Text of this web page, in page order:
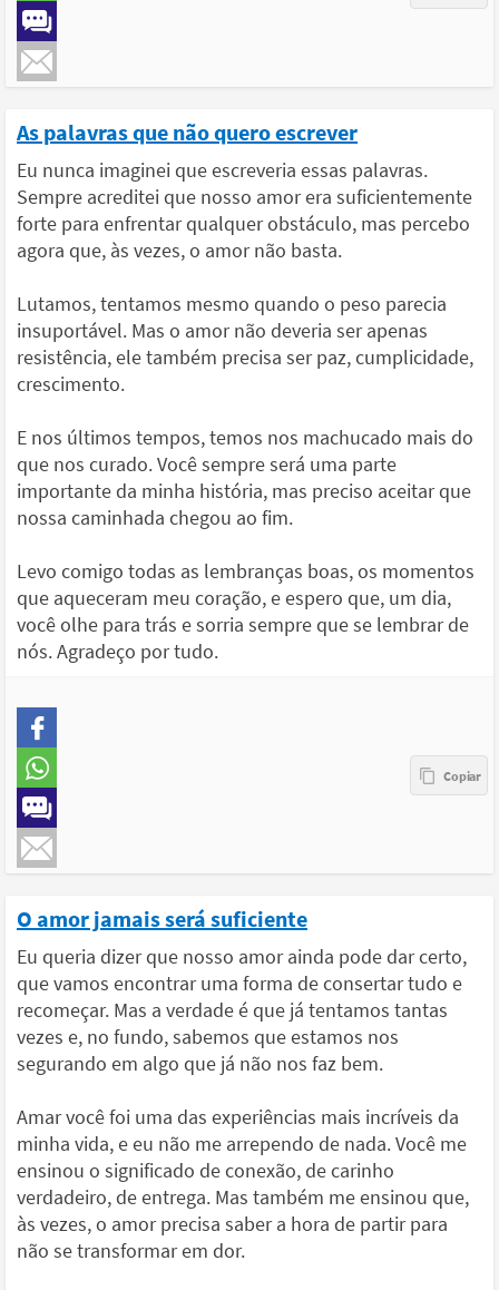
As palavras que não quero escrever
Eu nunca imaginei que escreveria essas palavras.
Sempre acreditei que nosso amor era suficientemente
forte para enfrentar qualquer obstáculo, mas percebo
agora que, às vezes, o amor não basta.
Lutamos, tentamos mesmo quando o peso parecia
insuportável. Mas o amor não deveria ser apenas
resistência, ele também precisa ser paz, cumplicidade,
crescimento.
E nos últimos tempos, temos nos machucado mais do
que nos curado. Você sempre será uma parte
importante da minha história, mas preciso aceitar que
nossa caminhada chegou ao fim.
Levo comigo todas as lembranças boas, os momentos
que aqueceram meu coração, e espero que, um dia,
você olhe para trás e sorria sempre que se lembrar de
nós. Agradeço por tudo.
O amor jamais será suficiente
Eu queria dizer que nosso amor ainda pode dar certo,
que vamos encontrar uma forma de consertar tudo e
recomeçar. Mas a verdade é que já tentamos tantas
vezes e, no fundo, sabemos que estamos nos
segurando em algo que já não nos faz bem.
Amar você foi uma das experiências mais incríveis da
minha vida, e eu não me arrependo de nada. Você me
ensinou o significado de conexão, de carinho
verdadeiro, de entrega. Mas também me ensinou que,
às vezes, o amor precisa saber a hora de partir para
não se transformar em dor.